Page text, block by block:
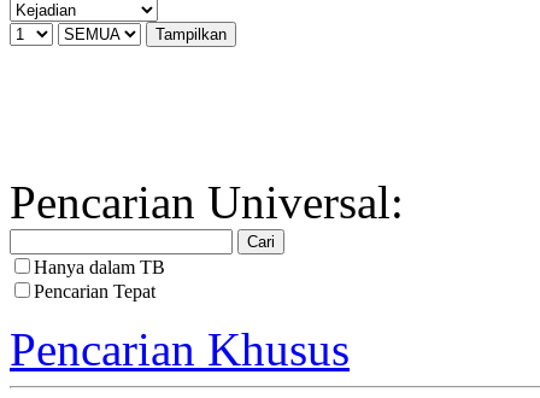
Pencarian Universal:
Hanya dalam TB
Pencarian Tepat
Pencarian Khusus